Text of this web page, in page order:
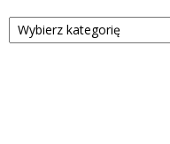
Kategorie